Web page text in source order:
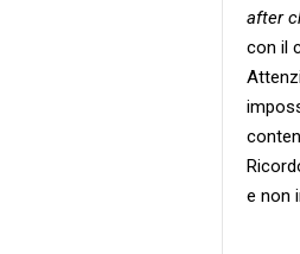
after
con il
e non